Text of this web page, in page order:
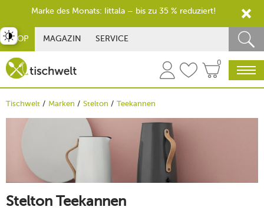
SHOP MAGAZIN SERVICE
0
Tischwelt Marken Stelton Teekannen
Stelton Teekannen
umschalten
Marke des Monats: Iittala – bis zu 35 % reduziert!